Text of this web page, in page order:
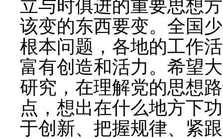
立与时俱进的重要思想
该变的东西要变。全国
根本问题，各地的工作
富有创造和活力。希望
研究，在理解党的思想
点，想出在什么地方下
于创新、把握规律、紧